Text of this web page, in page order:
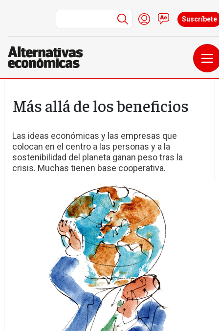
Menú de cuenta
Iniciar sesión
Contacto
Suscríbete
Más allá de los beneficios
Las ideas económicas y las empresas que
colocan en el centro a las personas y a la
sostenibilidad del planeta ganan peso tras la
crisis. Muchas tienen base cooperativa.